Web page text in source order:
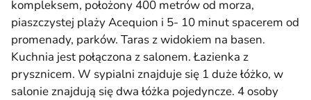
kompleksem, położony 400 metrów od morza,
piaszczystej plaży Acequion i 5- 10 minut spacerem od
promenady, parków. Taras z widokiem na basen.
Kuchnia jest połączona z salonem. Łazienka z
prysznicem. W sypialni znajduje się 1 duże łóżko, w
salonie znajdują się dwa łóżka pojedyncze. 4 osoby